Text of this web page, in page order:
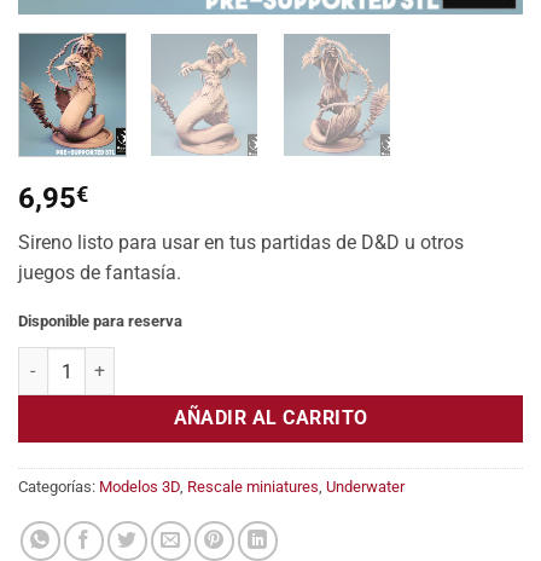
6,95€
Sireno listo para usar en tus partidas de D&D u otros
juegos de fantasía.
Disponible para reserva
Merrow with whip cantidad
AÑADIR AL CARRITO
Categorías: Modelos 3D, Rescale miniatures, Underwater